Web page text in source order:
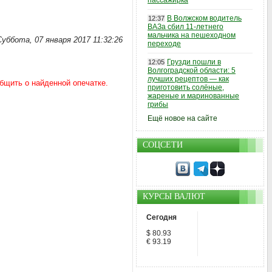
07 января 2017 11:32:26
12:37 В Волжском водитель
ВАЗа сбил 11-летнего
мальчика на пешеходном
переходе
12:05 Грузди пошли в
Волгоградской области: 5
лучших рецептов — как
приготовить солёные,
жареные и маринованные
грибы
Ещё новое на сайте
СОЦСЕТИ
КУРСЫ ВАЛЮТ
Сегодня
$ 80.93
€ 93.19